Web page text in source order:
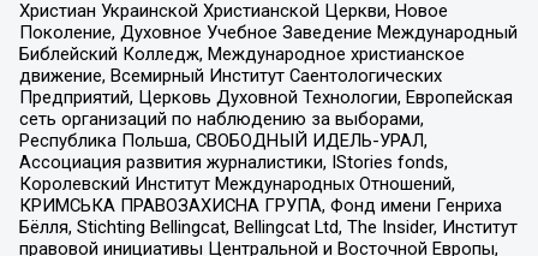
Христиан Украинской Христианской Церкви, Новое
Поколение, Духовное Учебное Заведение Международный
Библейский Колледж, Международное христианское
движение, Всемирный Институт Саентологических
Предприятий, Церковь Духовной Технологии, Европейская
сеть организаций по наблюдению за выборами,
Республика Польша, СВОБОДНЫЙ ИДЕЛЬ-УРАЛ,
Ассоциация развития журналистики, IStories fonds,
Королевский Институт Международных Отношений,
КРИМСЬКА ПРАВОЗАХИСНА ГРУПА, Фонд имени Генриха
Бёлля, Stichting Bellingcat, Bellingcat Ltd, The Insider, Институт
правовой инициативы Центральной и Восточной Европы,